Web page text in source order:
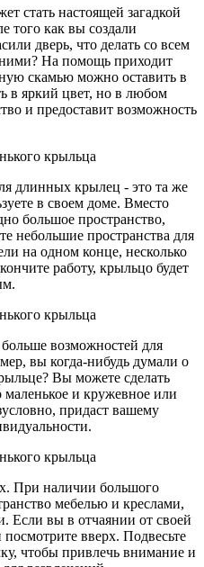
стать настоящей загадкой
того как вы создали
дверь, что делать со всем
На помощь приходит
скамью можно оставить в
в яркий цвет, но в любом
и предоставит возможность
длинных крылец - это та же
в своем доме. Вместо
большое пространство,
небольшие пространства для
на одном конце, несколько
работу, крыльцо будет
возможностей для
вы когда-нибудь думали о
Вы можете сделать
и кружевное или
придаст вашему
При наличии большого
мебелью и креслами,
Если вы в отчаянии от своей
вверх. Подвесьте
чтобы привлечь внимание и